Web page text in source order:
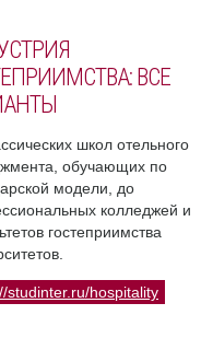
ВСЕ
школ отельного
обучающих по
модели, до
колледжей и
гостеприимства
studinter.ru/hospitality